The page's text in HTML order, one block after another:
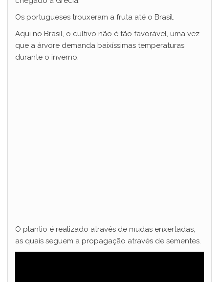
d
Os portugueses trouxeram a fruta até o Brasil.
Aqui no Brasil, o cultivo não é tão favorável, uma vez
que a árvore demanda baixíssimas temperaturas
durante o inverno.
O plantio é realizado através de mudas enxertadas,
as quais seguem a propagação através de sementes.